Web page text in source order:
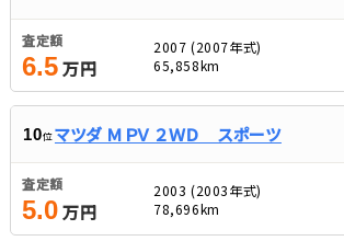
査定額
6.5万円
2007 (2007年式)
65,858km
10位マツダ ＭＰＶ ２ＷＤ スポーツ
査定額
5.0万円
2003 (2003年式)
78,696km